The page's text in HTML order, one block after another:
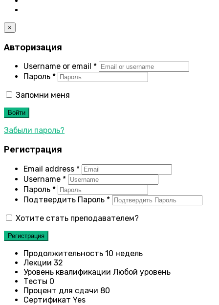
×
Авторизация
Username or email *
Пароль *
Запомни меня
Войти
Забыли пароль?
Регистрация
Email address *
Username *
Пароль *
Подтвердить Пароль *
Хотите стать преподавателем?
Регистрация
Продолжительность 10 недель
Лекции 32
Уровень квалификации Любой уровень
Тесты 0
Процент для сдачи 80
Сертификат Yes